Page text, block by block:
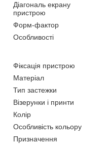
Діагональ екрану
пристрою
Форм-фактор
Особливості
Фіксація пристрою
Матеріал
Тип застежки
Візерунки і принти
Колір
Особливість кольору
Призначення